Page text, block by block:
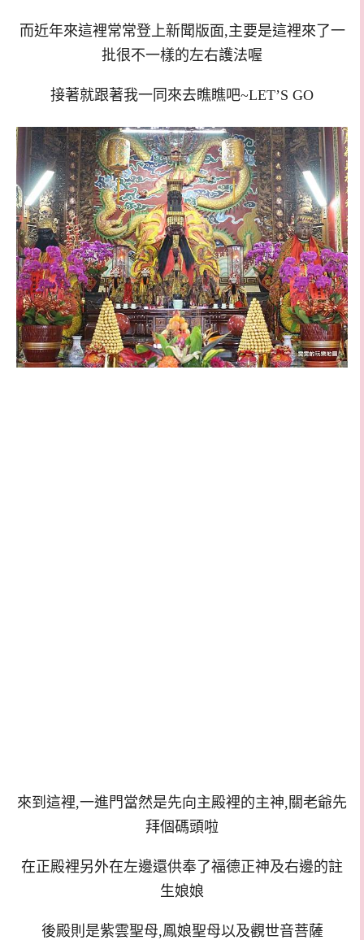
而近年來這裡常常登上新聞版面,主要是這裡來了一
批很不一樣的左右護法喔
接著就跟著我一同來去瞧瞧吧~LET’S GO
來到這裡,一進門當然是先向主殿裡的主神,關老爺先
拜個碼頭啦
在正殿裡另外在左邊還供奉了福德正神及右邊的註
生娘娘
後殿則是紫雲聖母,鳳娘聖母以及觀世音菩薩